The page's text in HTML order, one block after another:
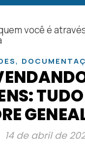
,
14 de abril de